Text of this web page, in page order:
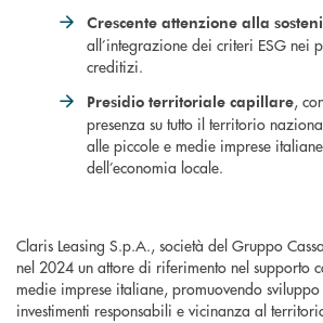
Crescente attenzione alla
all’integrazione dei criteri ESG nei
creditizi.
Presidio territoriale capillare,
presenza su tutto il territorio
alle piccole e medie imprese
dell’economia locale.
Claris Leasing S.p.A., società del Gruppo
nel 2024 un attore di riferimento nel supporto
medie imprese italiane, promuovendo sviluppo
investimenti responsabili e vicinanza al